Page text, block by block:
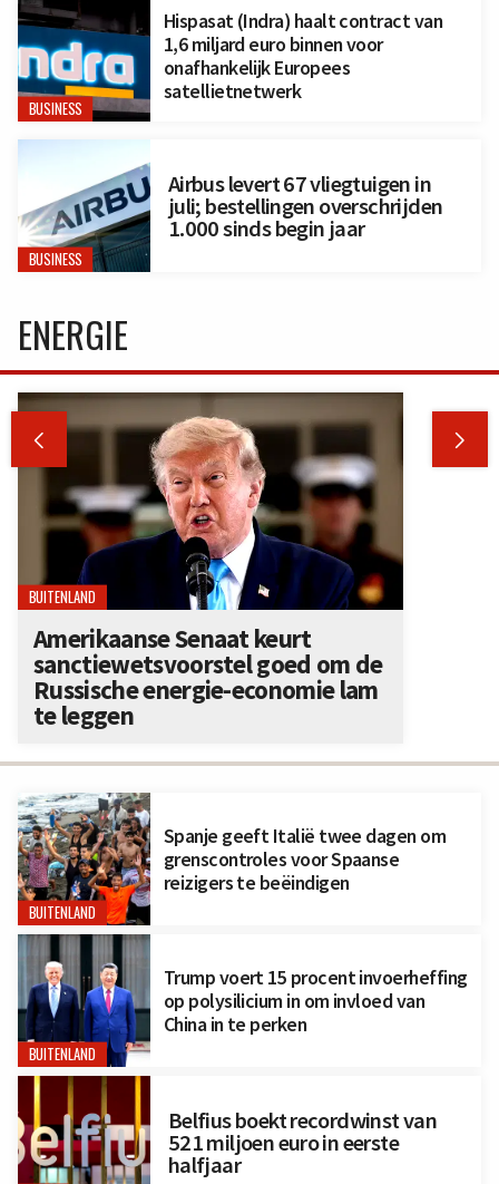
BUSINESS
Hispasat (Indra) haalt contract van
1,6 miljard euro binnen voor
onafhankelijk Europees
satellietnetwerk
BUSINESS
Airbus levert 67 vliegtuigen in
juli; bestellingen overschrijden
1.000 sinds begin jaar
BUITENLAND
Spanje geeft Italië twee dagen om
grenscontroles voor Spaanse
reizigers te beëindigen
BUITENLAND
Trump voert 15 procent invoerheffing
op polysilicium in om invloed van
China in te perken
Belfius boekt recordwinst van
521 miljoen euro in eerste
halfjaar
ENERGIE
 
BUITENLAND
Amerikaanse Senaat keurt
sanctiewetsvoorstel goed om de
Russische energie-economie lam
te leggen